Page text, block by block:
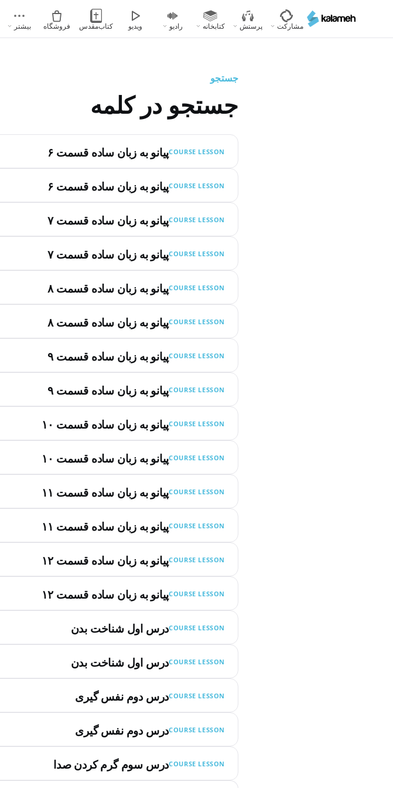
محتوای
مشارکت پرستش کتابخانه رادیو ویدیو کتاب‌مقدس فروشگاه بیشتر
جستجو
جستجو در کلمه
COURSE LESSONپیانو به زبان ساده قسمت ۶
COURSE LESSONپیانو به زبان ساده قسمت ۶
COURSE LESSONپیانو به زبان ساده قسمت ۷
COURSE LESSONپیانو به زبان ساده قسمت ۷
COURSE LESSONپیانو به زبان ساده قسمت ۸
COURSE LESSONپیانو به زبان ساده قسمت ۸
COURSE LESSONپیانو به زبان ساده قسمت ۹
COURSE LESSONپیانو به زبان ساده قسمت ۹
COURSE LESSONپیانو به زبان ساده قسمت ۱۰
COURSE LESSONپیانو به زبان ساده قسمت ۱۰
COURSE LESSONپیانو به زبان ساده قسمت ۱۱
COURSE LESSONپیانو به زبان ساده قسمت ۱۱
COURSE LESSONپیانو به زبان ساده قسمت ۱۲
COURSE LESSONپیانو به زبان ساده قسمت ۱۲
COURSE LESSONدرس اول شناخت بدن
COURSE LESSONدرس اول شناخت بدن
COURSE LESSONدرس دوم نفس گیری
COURSE LESSONدرس دوم نفس گیری
COURSE LESSONدرس سوم گرم کردن صدا